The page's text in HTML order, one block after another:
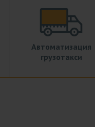
Автоматизация
грузотакси